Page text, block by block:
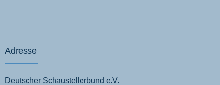
Adresse
Deutscher Schaustellerbund e.V.